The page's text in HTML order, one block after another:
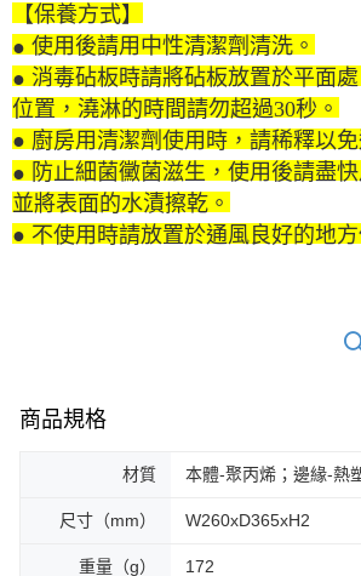
【保養方式】
● 使用後請用中性清潔劑清洗。
● 消毒砧板時請將砧板放置於平面
位置，澆淋的時間請勿超過30秒。
● 廚房用清潔劑使用時，請稀釋以免
● 防止細菌黴菌滋生，使用後請盡
並將表面的水漬擦乾。
● 不使用時請放置於通風良好的地方
商品規格
材質 本體-聚丙烯；邊緣-熱
尺寸（mm） W260xD365xH2
重量（g） 172